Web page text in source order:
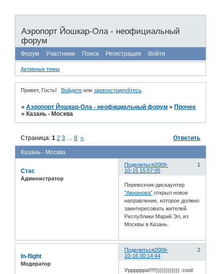
Аэропорт Йошкар-Ола - неофициальный
форум
Форум Участники Поиск Регистрация Войти
Активные темы
Привет, Гость! Войдитеили зарегистрируйтесь.
»Аэропорт Йошкар-Ола - неофициальный форум » Прочее
» Казань - Москва
Казань - Москва
Страница:1 2 3 8 » Ответить
Поделиться 1
2009-
10-15 15:57:05
Стас
Администратор
Перевозчик-дискаунтер
"Авианова" открыл новое
направление, которое должно
заинтересовать жителей
Республики Марий Эл, из
Москвы в Казань.
Поделиться 2
2009-
10-16 00:14:44
In-flight
Модератор
Урррррра!!!!!)))))))))))) :cool: